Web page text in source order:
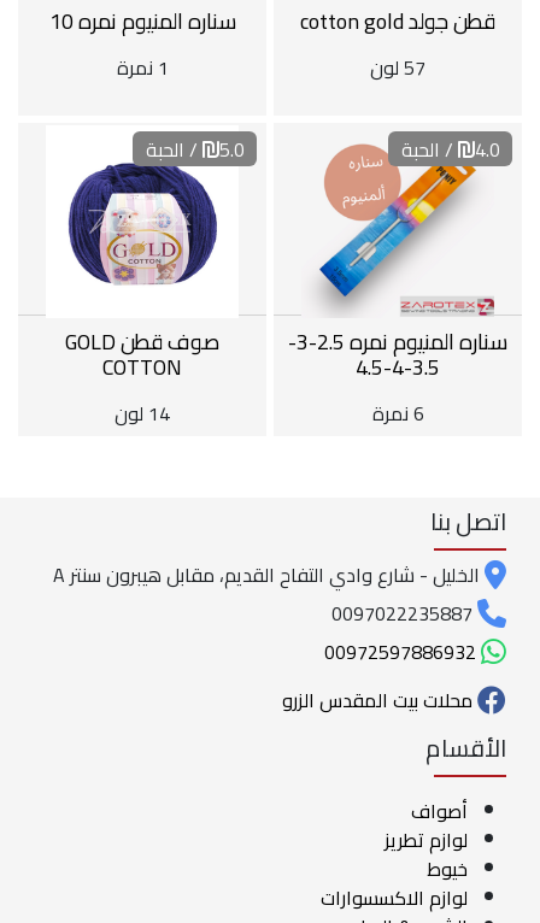
قطن جولد cotton gold
57 لون
سناره المنيوم نمره 10
1 نمرة
4.0 / الحبة
سناره المنيوم نمره 2.5-3-
3.5-4-4.5
6 نمرة
5.0 / الحبة
صوف قطن GOLD
COTTON
14 لون
اتصل بنا
الخليل - شارع وادي التفاح القديم، مقابل هيبرون سنتر A
محلات بيت المقدس الزرو
الأقسام
أصواف
لوازم تطريز
خيوط
لوازم الاكسسوارات